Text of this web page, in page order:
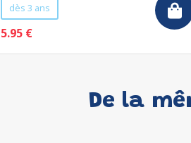
dès 3 ans
5.95 €
De la